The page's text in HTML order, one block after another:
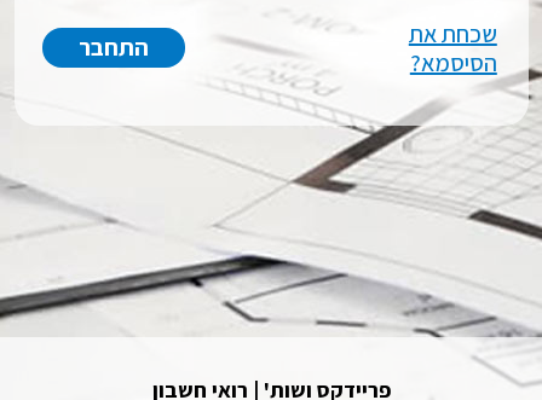
שכחת את
הסיסמא?
פריידקס ושות' | רואי חשבון